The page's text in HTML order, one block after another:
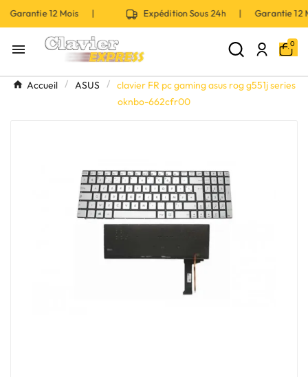
12 Mois | Expédition Sous 24h | Garantie
 0
Accueil ASUS
clavier FR pc gaming asus rog g551j series
oknbo-662cfr00